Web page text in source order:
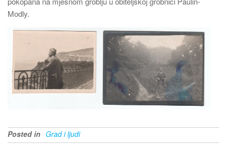
Modly.
Posted in Grad i ljudi